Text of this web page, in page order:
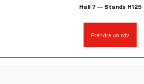
Hall 7 — Stands H125
Prendre un rdv